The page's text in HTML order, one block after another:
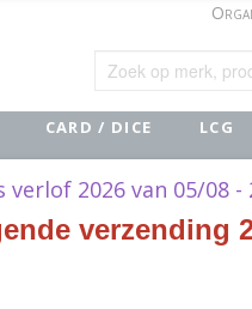
CARD / DICE LCG
verlof 2026 van 05/08 -
verzending